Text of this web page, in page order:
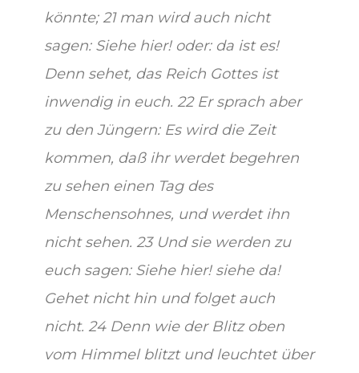
könnte; 21 man wird auch nicht
sagen: Siehe hier! oder: da ist es!
Denn sehet, das Reich Gottes ist
inwendig in euch. 22 Er sprach aber
zu den Jüngern: Es wird die Zeit
kommen, daß ihr werdet begehren
zu sehen einen Tag des
Menschensohnes, und werdet ihn
nicht sehen. 23 Und sie werden zu
euch sagen: Siehe hier! siehe da!
Gehet nicht hin und folget auch
nicht. 24 Denn wie der Blitz oben
vom Himmel blitzt und leuchtet über